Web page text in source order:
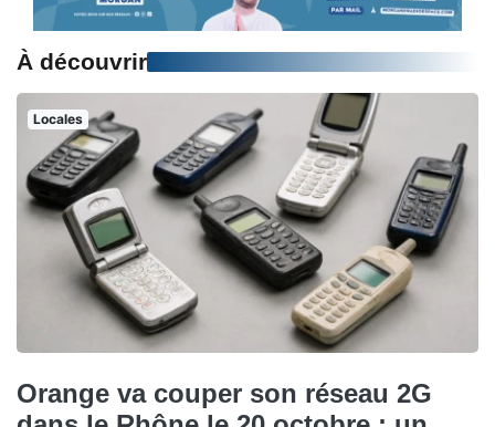
À découvrir
Locales
Orange va couper son réseau 2G